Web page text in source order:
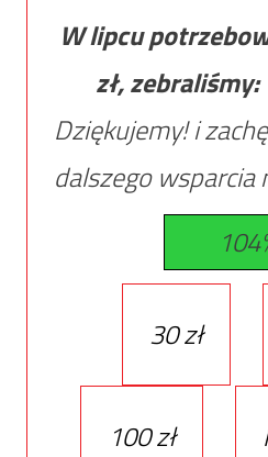
W lipcu
zł, zebraliśmy:
Dziękujemy! i
dalszego wsparcia
30 zł
100 zł